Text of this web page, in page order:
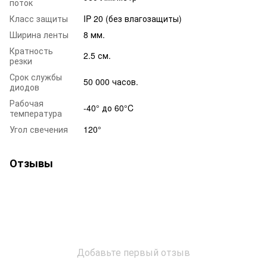
поток
Класс защиты
IP 20 (без влагозащиты)
Ширина ленты
8 мм.
Кратность
резки
2.5 см.
Срок службы
диодов
50 000 часов.
Рабочая
температура
-40° до 60°C
Угол свечения
120°
Отзывы
Добавьте первый отзыв